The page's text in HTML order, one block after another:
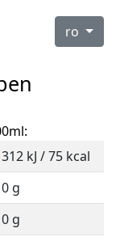
ro
312 kJ / 75 kcal
0 g
0 g